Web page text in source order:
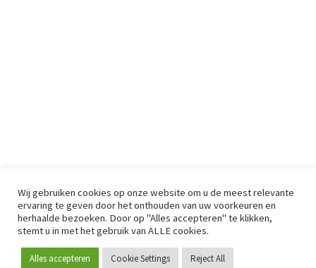
Word lid
Wij gebruiken cookies op onze website om u de meest relevante
ervaring te geven door het onthouden van uw voorkeuren en
herhaalde bezoeken. Door op "Alles accepteren" te klikken,
stemt u in met het gebruik van ALLE cookies.
Alles accepteren Cookie Settings Reject All